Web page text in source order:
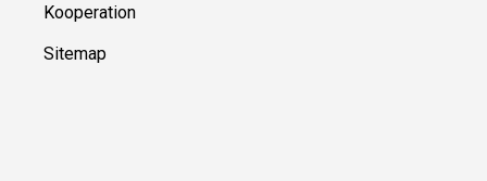
Kooperation
Sitemap